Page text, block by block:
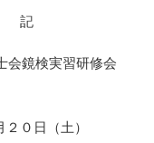
鏡検実習研修会
０日（土）